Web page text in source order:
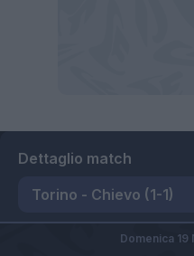
Dettaglio match
Domenica 19